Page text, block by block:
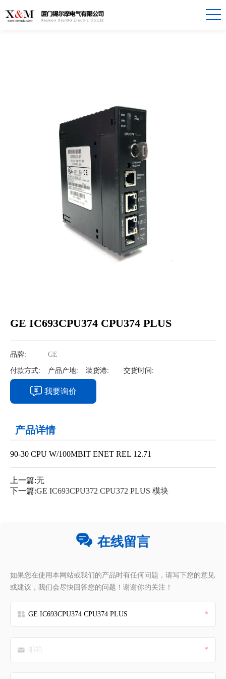
GE IC693CPU374 CPU374 PLUS
品牌: GE
付款方式: 产品产地: 装货港: 交货时间:
我要询价
产品详情
90-30 CPU W/100MBIT ENET REL 12.71
上一篇:无
下一篇:GE IC693CPU372 CPU372 PLUS 模块
在线留言
如果您在使用本网站或我们的产品时有任何问题，请写下您的意见
或建议，我们会尽快回答您的问题！谢谢你的关注！
*
*